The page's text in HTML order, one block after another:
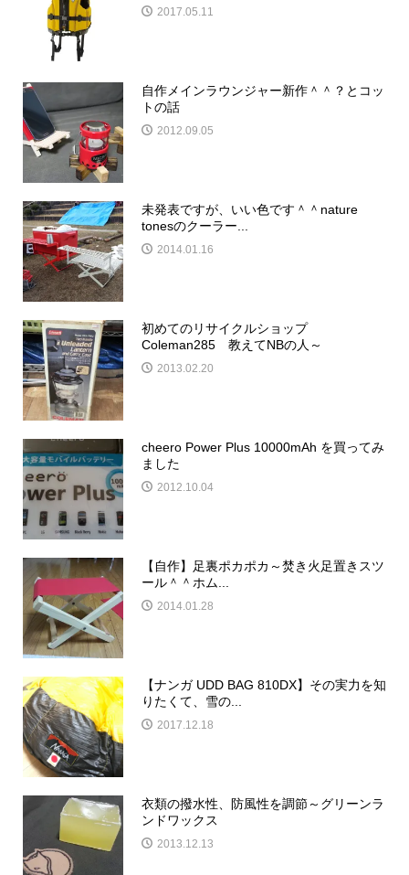
2017.05.11
自作メインラウンジャー新作＾＾？とコッ
トの話
2012.09.05
未発表ですが、いい色です＾＾nature
tonesのクーラー...
2014.01.16
初めてのリサイクルショップ
Coleman285 教えてNBの人～
2013.02.20
cheero Power Plus 10000mAh を買ってみ
ました
2012.10.04
【自作】足裏ポカポカ～焚き火足置きスツ
ール＾＾ホム...
2014.01.28
【ナンガ UDD BAG 810DX】その実力を知
りたくて、雪の...
2017.12.18
衣類の撥水性、防風性を調節～グリーンラ
ンドワックス
2013.12.13